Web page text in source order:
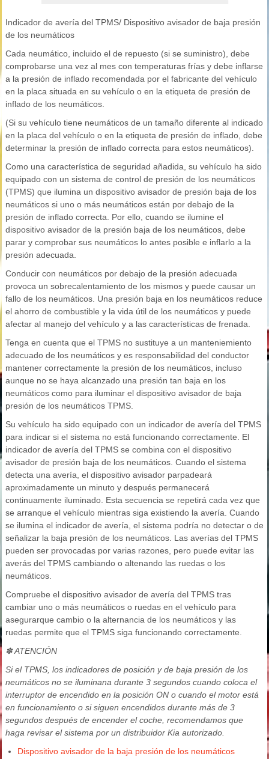
Indicador de avería del TPMS/ Dispositivo avisador de baja presión
de los neumáticos
Cada neumático, incluido el de repuesto (si se suministro), debe
comprobarse una vez al mes con temperaturas frías y debe inflarse
a la presión de inflado recomendada por el fabricante del vehículo
en la placa situada en su vehículo o en la etiqueta de presión de
inflado de los neumáticos.
(Si su vehículo tiene neumáticos de un tamaño diferente al indicado
en la placa del vehículo o en la etiqueta de presión de inflado, debe
determinar la presión de inflado correcta para estos neumáticos).
Como una característica de seguridad añadida, su vehículo ha sido
equipado con un sistema de control de presión de los neumáticos
(TPMS) que ilumina un dispositivo avisador de presión baja de los
neumáticos si uno o más neumáticos están por debajo de la
presión de inflado correcta. Por ello, cuando se ilumine el
dispositivo avisador de la presión baja de los neumáticos, debe
parar y comprobar sus neumáticos lo antes posible e inflarlo a la
presión adecuada.
Conducir con neumáticos por debajo de la presión adecuada
provoca un sobrecalentamiento de los mismos y puede causar un
fallo de los neumáticos. Una presión baja en los neumáticos reduce
el ahorro de combustible y la vida útil de los neumáticos y puede
afectar al manejo del vehículo y a las características de frenada.
Tenga en cuenta que el TPMS no sustituye a un manteniemiento
adecuado de los neumáticos y es responsabilidad del conductor
mantener correctamente la presión de los neumáticos, incluso
aunque no se haya alcanzado una presión tan baja en los
neumáticos como para iluminar el dispositivo avisador de baja
presión de los neumáticos TPMS.
Su vehículo ha sido equipado con un indicador de avería del TPMS
para indicar si el sistema no está funcionando correctamente. El
indicador de avería del TPMS se combina con el dispositivo
avisador de presión baja de los neumáticos. Cuando el sistema
detecta una avería, el dispositivo avisador parpadeará
aproximadamente un minuto y después permanecerá
continuamente iluminado. Esta secuencia se repetirá cada vez que
se arranque el vehículo mientras siga existiendo la avería. Cuando
se ilumina el indicador de avería, el sistema podría no detectar o de
señalizar la baja presión de los neumáticos. Las averías del TPMS
pueden ser provocadas por varias razones, pero puede evitar las
averás del TPMS cambiando o altenando las ruedas o los
neumáticos.
Compruebe el dispositivo avisador de avería del TPMS tras
cambiar uno o más neumáticos o ruedas en el vehículo para
asegurarque cambio o la alternancia de los neumáticos y las
ruedas permite que el TPMS siga funcionando correctamente.
✽ ATENCIÓN
Si el TPMS, los indicadores de posición y de baja presión de los
neumáticos no se iluminana durante 3 segundos cuando coloca el
interruptor de encendido en la posición ON o cuando el motor está
en funcionamiento o si siguen encendidos durante más de 3
segundos después de encender el coche, recomendamos que
haga revisar el sistema por un distribuidor Kia autorizado.
Dispositivo avisador de la baja presión de los neumáticos